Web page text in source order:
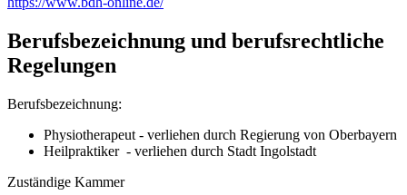
Berufsbezeichnung und berufsrechtliche
Regelungen
Berufsbezeichnung:
Physiotherapeut - verliehen durch Regierung von Oberbayern
Heilpraktiker - verliehen durch Stadt Ingolstadt
Zuständige Kammer